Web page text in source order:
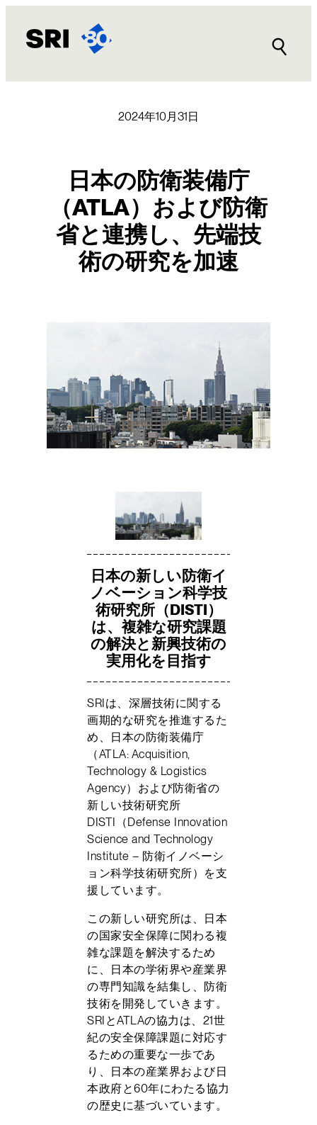
キ
2024年10月31日
日本の防衛装備庁
（ATLA）および防衛
省と連携し、先端技
術の研究を加速
日本の新しい防衛イ
ノベーション科学技
術研究所（DISTI）
は、複雑な研究課題
の解決と新興技術の
実用化を目指す
SRIは、深層技術に関する
画期的な研究を推進するた
め、日本の防衛装備庁
（ATLA: Acquisition,
Technology & Logistics
Agency）および防衛省の
新しい技術研究所
DISTI（Defense Innovation
Science and Technology
Institute – 防衛イノベーシ
ョン科学技術研究所）を支
援しています。
この新しい研究所は、日本
の国家安全保障に関わる複
雑な課題を解決するため
に、日本の学術界や産業界
の専門知識を結集し、防衛
技術を開発していきます。
SRIとATLAの協力は、21世
紀の安全保障課題に対応す
るための重要な一歩であ
り、日本の産業界および日
本政府と60年にわたる協力
の歴史に基づいています。